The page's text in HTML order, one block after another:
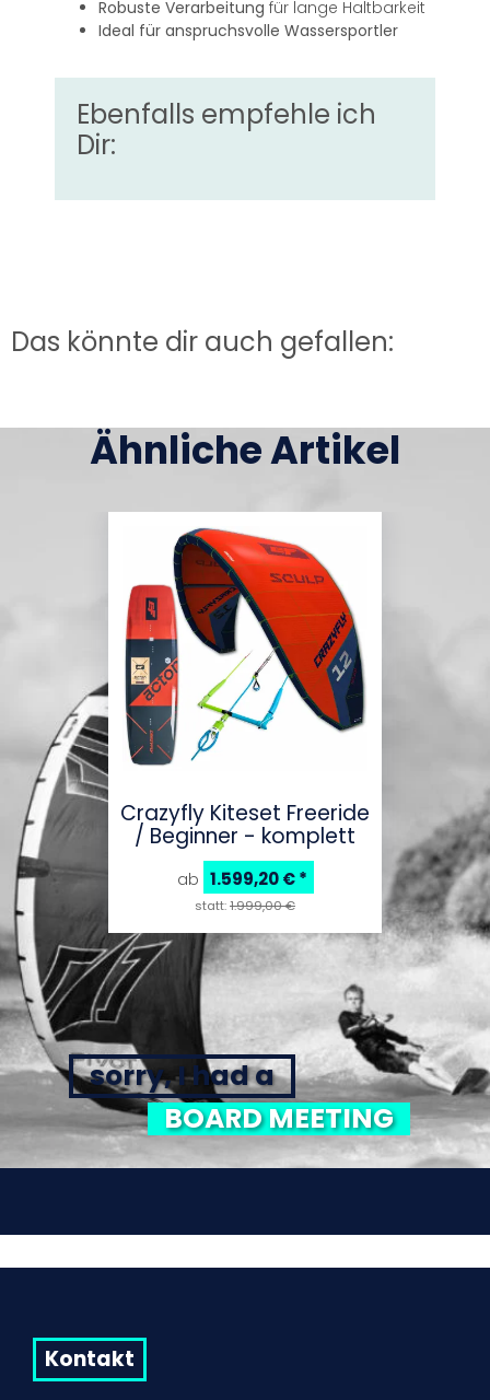
Robuste Verarbeitung für lange Haltbarkeit
Ideal für anspruchsvolle Wassersportler
Ebenfalls empfehle ich
Dir:
Das könnte dir auch gefallen:
Ähnliche Artikel
Crazyfly Kiteset Freeride
/ Beginner - komplett
ab 1.599,20 €*
statt:1.999,00 €
sorry, I had a
BOARD MEETING
Kontakt